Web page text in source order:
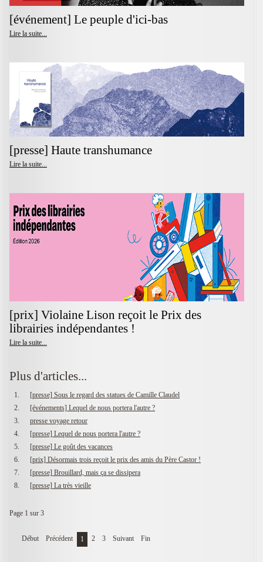
[événement] Le peuple d'ici-bas
Lire la suite...
[presse] Haute transhumance
Lire la suite...
[prix] Violaine Lison reçoit le Prix des
librairies indépendantes !
Lire la suite...
Plus d'articles...
[presse] Sous le regard des statues de Camille Claudel
[événements] Lequel de nous portera l'autre ?
presse voyage retour
[presse] Lequel de nous portera l'autre ?
[presse] Le goût des vacances
[prix] Désormais trois reçoit le prix des amis du Père Castor !
[presse] Brouillard, mais ça se dissipera
[presse] La très vieille
Page 1 sur 3
Début Précédent 1 2 3 Suivant Fin